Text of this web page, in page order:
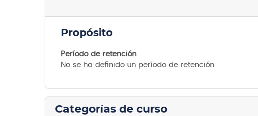
Propósito
Período de retención
No se ha definido un período de retención
Categorías de curso